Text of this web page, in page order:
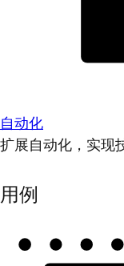
自动化
扩展自动化，实现
用例